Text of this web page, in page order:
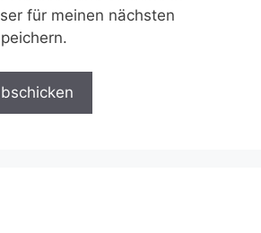
für meinen nächsten